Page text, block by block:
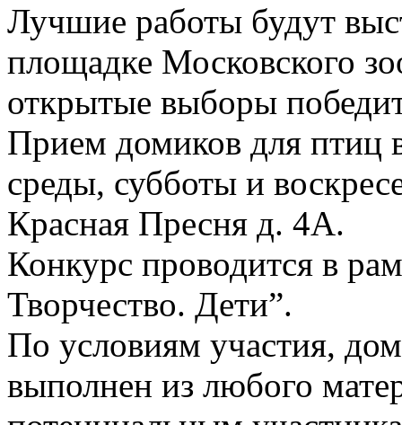
Лучшие работы будут
площадке Московского
открытые выборы
Прием домиков для птиц
среды, субботы и
Красная Пресня д. 4А.
Конкурс проводится в
Творчество. Дети”.
По условиям участия,
выполнен из любого